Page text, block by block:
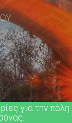
για την πόλη